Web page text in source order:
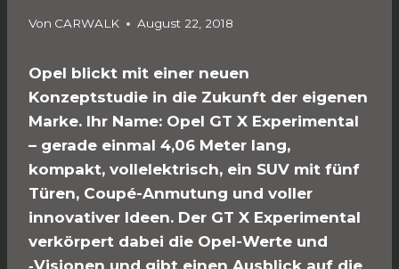
Von CARWALK August 22, 2018
Opel blickt mit einer neuen
Konzeptstudie in die Zukunft der eigenen
Marke. Ihr Name: Opel GT X Experimental
– gerade einmal 4,06 Meter lang,
kompakt, vollelektrisch, ein SUV mit fünf
Türen, Coupé-Anmutung und voller
innovativer Ideen. Der GT X Experimental
verkörpert dabei die Opel-Werte und